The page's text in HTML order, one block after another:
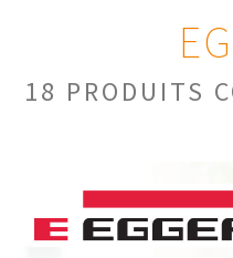
18 PRODUITS